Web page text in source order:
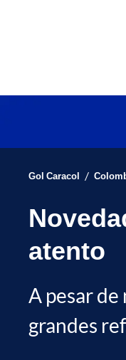
Gol Caracol /
atento
A pesar
grandes